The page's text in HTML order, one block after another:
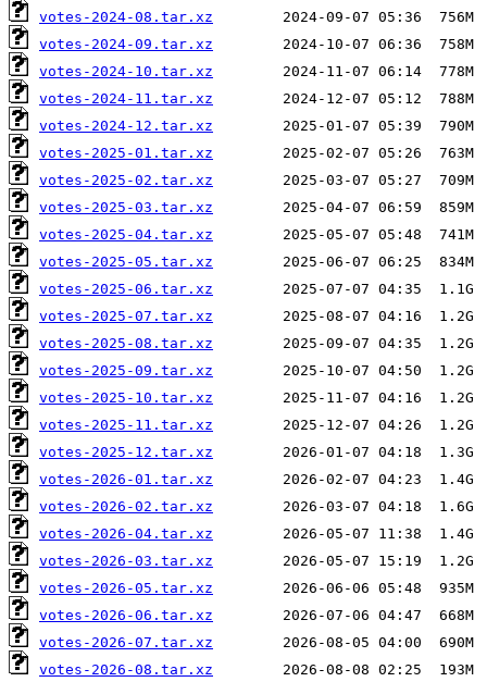
votes-2024-08.tar.xz
votes-2024-09.tar.xz
votes-2024-10.tar.xz
votes-2024-11.tar.xz
votes-2024-12.tar.xz
votes-2025-01.tar.xz
votes-2025-02.tar.xz
votes-2025-03.tar.xz
votes-2025-04.tar.xz
votes-2025-05.tar.xz
votes-2025-06.tar.xz
votes-2025-07.tar.xz
votes-2025-08.tar.xz
votes-2025-09.tar.xz
votes-2025-10.tar.xz
votes-2025-11.tar.xz
votes-2025-12.tar.xz
votes-2026-01.tar.xz
votes-2026-02.tar.xz
votes-2026-04.tar.xz
votes-2026-03.tar.xz
votes-2026-05.tar.xz
votes-2026-06.tar.xz
votes-2026-07.tar.xz
votes-2026-08.tar.xz